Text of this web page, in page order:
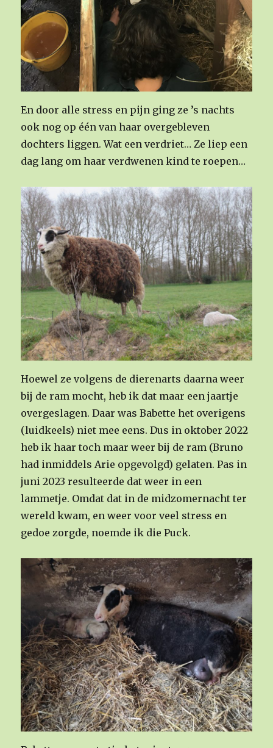
En door alle stress en pijn ging ze ’s nachts
ook nog op één van haar overgebleven
dochters liggen. Wat een verdriet… Ze liep een
dag lang om haar verdwenen kind te roepen…
Hoewel ze volgens de dierenarts daarna weer
bij de ram mocht, heb ik dat maar een jaartje
overgeslagen. Daar was Babette het overigens
(luidkeels) niet mee eens. Dus in oktober 2022
heb ik haar toch maar weer bij de ram (Bruno
had inmiddels Arie opgevolgd) gelaten. Pas in
juni 2023 resulteerde dat weer in een
lammetje. Omdat dat in de midzomernacht ter
wereld kwam, en weer voor veel stress en
gedoe zorgde, noemde ik die Puck.